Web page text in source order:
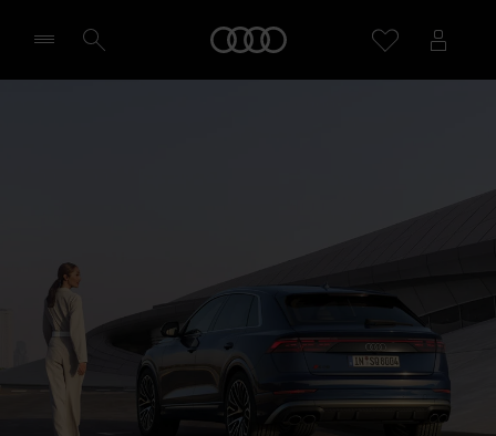
Design & Functies
Configureren